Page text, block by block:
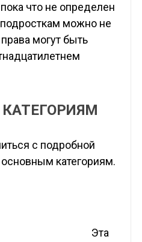
что не определен
можно не
могут быть
с подробной
категориям.
Эта